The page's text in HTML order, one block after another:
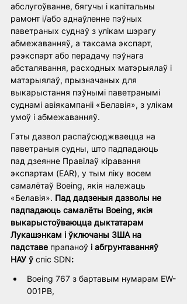
абслугоўванне, бягучы і капітальны
рамонт і/або аднаўленне пэўных
паветраных суднаў з улікам шэрагу
абмежаванняў, а таксама экспарт,
рээкспарт або перадачу пэўнага
абсталявання, расходных матэрыялаў і
матэрыялаў, прызначаных для
выкарыстання пэўнымі паветранымі
суднамі авіякампаніі «Белавія», з улікам
умоў і абмежаванняў.
Гэты дазвол распаўсюджваецца на
паветраныя судны, што падпадаюць
пад дзеянне Правілаў кіравання
экспартам (EAR), у тым ліку восем
самалётаў Boeing, якія належаць
«Белавія». Пад дадзеныя дазволы не
падпадаюць самалёты Boeing, якія
выкарыстоўваюцца дыктатарам
Лукашэнкам і ўключаны ЗША на
падставе прапаноў і абгрунтаванняў
НАУ ў спіс SDN:
Boeing 767 з бартавым нумарам EW-
001PB,